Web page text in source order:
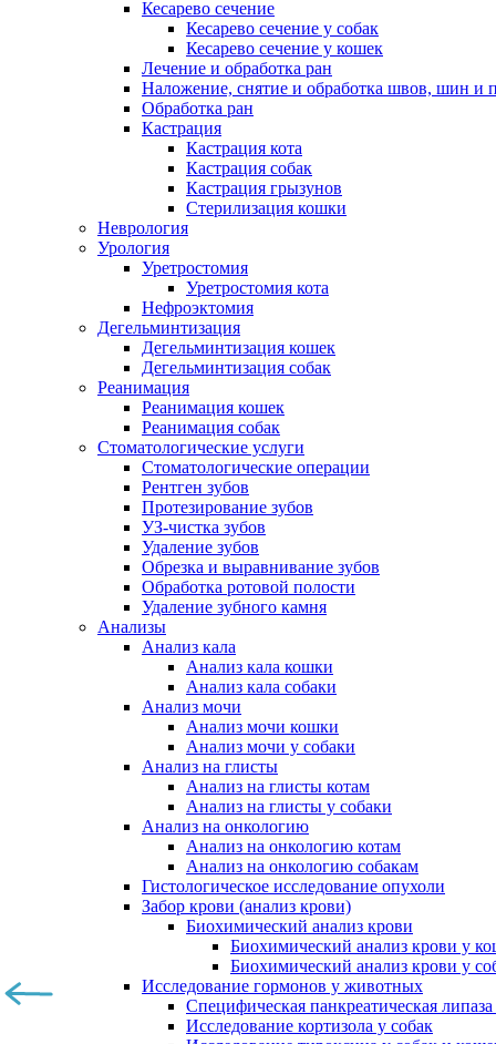
Кесарево сечение
Кесарево сечение у собак
Кесарево сечение у кошек
Лечение и обработка ран
Наложение, снятие и обработка швов, шин и
Обработка ран
Кастрация
Кастрация кота
Кастрация собак
Кастрация грызунов
Стерилизация кошки
Неврология
Урология
Уретростомия
Уретростомия кота
Нефроэктомия
Дегельминтизация
Дегельминтизация кошек
Дегельминтизация собак
Реанимация
Реанимация кошек
Реанимация собак
Стоматологические услуги
Стоматологические операции
Рентген зубов
Протезирование зубов
УЗ-чистка зубов
Удаление зубов
Обрезка и выравнивание зубов
Обработка ротовой полости
Удаление зубного камня
Анализы
Анализ кала
Анализ кала кошки
Анализ кала собаки
Анализ мочи
Анализ мочи кошки
Анализ мочи у собаки
Анализ на глисты
Анализ на глисты котам
Анализ на глисты у собаки
Анализ на онкологию
Анализ на онкологию котам
Анализ на онкологию собакам
Гистологическое исследование опухоли
Забор крови (анализ крови)
Биохимический анализ крови
Биохимический анализ крови у
Биохимический анализ крови у
Исследование гормонов у животных
Специфическая панкреатическая
Исследование кортизола у собак